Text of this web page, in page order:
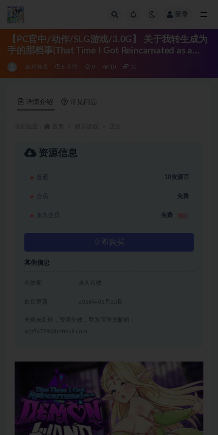
登录
【PC官中/动作/SLG游戏/3.0G】 关于我转生成为
手的那档事(That Time I Got Reincarnated as a
Hand)Ver1.0 官中步兵版 正式版+存档+动作SLG游
戏+3.0G
娱乐游戏 5 月前 0 10 10
详情介绍 常见问题
资源信息
普通 10资源币
会员 免费
永久会员 免费
立即购买
其他信息
有效期 永久有效
2026年03月25日
充值未到账，资源失效，联系管理员邮箱：
acg56789@hotmail.com